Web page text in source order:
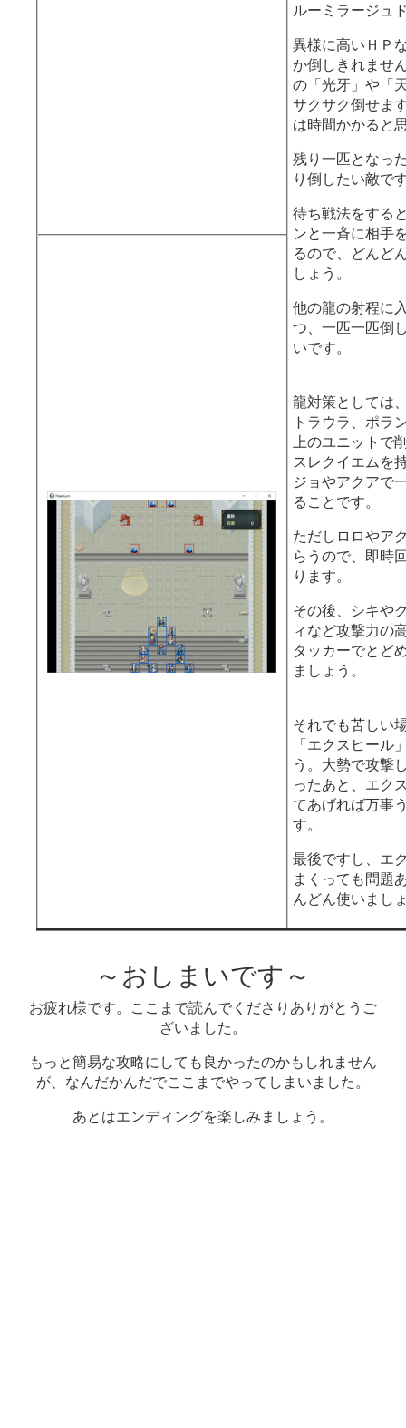
ルーミラージュ
異様に高いＨＰ
か倒しきれませ
の「光牙」や「
サクサク倒せま
は時間かかると
残り一匹となっ
り倒したい敵で
待ち戦法をする
ンと一斉に相手
るので、どんど
しょう。
他の龍の射程に
つ、一匹一匹倒
いです。
龍対策としては
トラウラ、ポラ
上のユニットで
スレクイエムを
ジョやアクアで
ることです。
ただしロロやア
らうので、即時
ります。
その後、シキや
ィなど攻撃力の
タッカーでとど
ましょう。
それでも苦しい
「エクスヒール
う。大勢で攻撃
ったあと、エク
てあげれば万事
す。
最後ですし、エ
まくっても問題
んどん使いまし
～おしまいです～
お疲れ様です。ここまで読んでくださりありがとうご
ざいました。
もっと簡易な攻略にしても良かったのかもしれません
が、なんだかんだでここまでやってしまいました。
あとはエンディングを楽しみましょう。